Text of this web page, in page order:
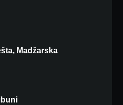
Madžarska